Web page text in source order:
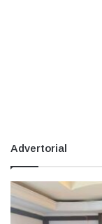
Advertorial